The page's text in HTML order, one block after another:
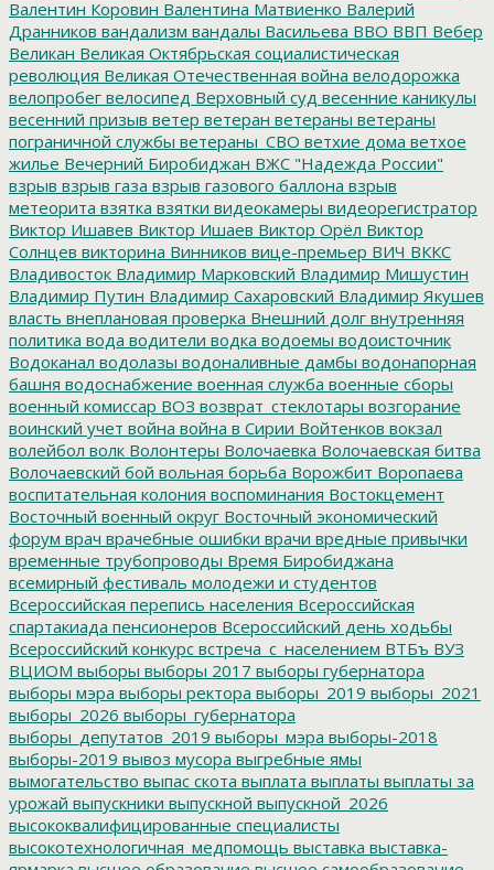
Валентин Коровин Валентина Матвиенко Валерий
Дранников вандализм вандалы Васильева ВВО ВВП Вебер
Великан Великая Октябрьская социалистическая
революция Великая Отечественная война велодорожка
велопробег велосипед Верховный суд весенние каникулы
весенний призыв ветер ветеран ветераны ветераны
пограничной службы ветераны_СВО ветхие дома ветхое
жилье Вечерний Биробиджан ВЖС "Надежда России"
взрыв взрыв газа взрыв газового баллона взрыв
метеорита взятка взятки видеокамеры видеорегистратор
Виктор Ишавев Виктор Ишаев Виктор Орёл Виктор
Солнцев викторина Винников вице-премьер ВИЧ ВККС
Владивосток Владимир Марковский Владимир Мишустин
Владимир Путин Владимир Сахаровский Владимир Якушев
власть внеплановая проверка Внешний долг внутренняя
политика вода водители водка водоемы водоисточник
Водоканал водолазы водоналивные дамбы водонапорная
башня водоснабжение военная служба военные сборы
военный комиссар ВОЗ возврат_стеклотары возгорание
воинский учет война война в Сирии Войтенков вокзал
волейбол волк Волонтеры Волочаевка Волочаевская битва
Волочаевский бой вольная борьба Ворожбит Воропаева
воспитательная колония воспоминания Востокцемент
Восточный военный округ Восточный экономический
форум врач врачебные ошибки врачи вредные привычки
временные трубопроводы Время Биробиджана
всемирный фестиваль молодежи и студентов
Всероссийская перепись населения Всероссийская
спартакиада пенсионеров Всероссийский день ходьбы
Всероссийский конкурс встреча_с_населением ВТБъ ВУЗ
ВЦИОМ выборы выборы 2017 выборы губернатора
выборы мэра выборы ректора выборы_2019 выборы_2021
выборы_2026 выборы_губернатора
выборы_депутатов_2019 выборы_мэра выборы-2018
выборы-2019 вывоз мусора выгребные ямы
вымогательство выпас скота выплата выплаты выплаты за
урожай выпускники выпускной выпускной_2026
высококвалифицированные специалисты
высокотехнологичная_медпомощь выставка выставка-